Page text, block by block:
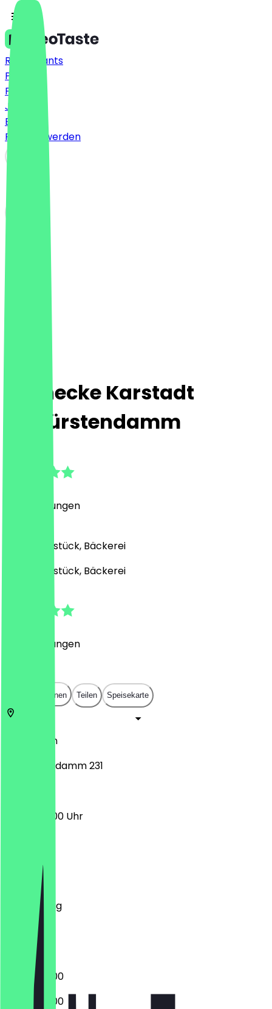
Restaurants
Preise
FAQ
Jobs
Blog
Partner werden
Steinecke Karstadt
Kurfürstendamm
Bewertungen
Café, Frühstück, Bäckerei
Café, Frühstück, Bäckerei
Bewertungen
In App öffnen Teilen Speisekarte
Berlin
Kurfürstendamm 231
10:00 - 20:00 Uhr
Dienstag
Mittwoch
Donnerstag
Freitag
Samstag
Sonntag
10:00 - 20:00
10:00 - 20:00